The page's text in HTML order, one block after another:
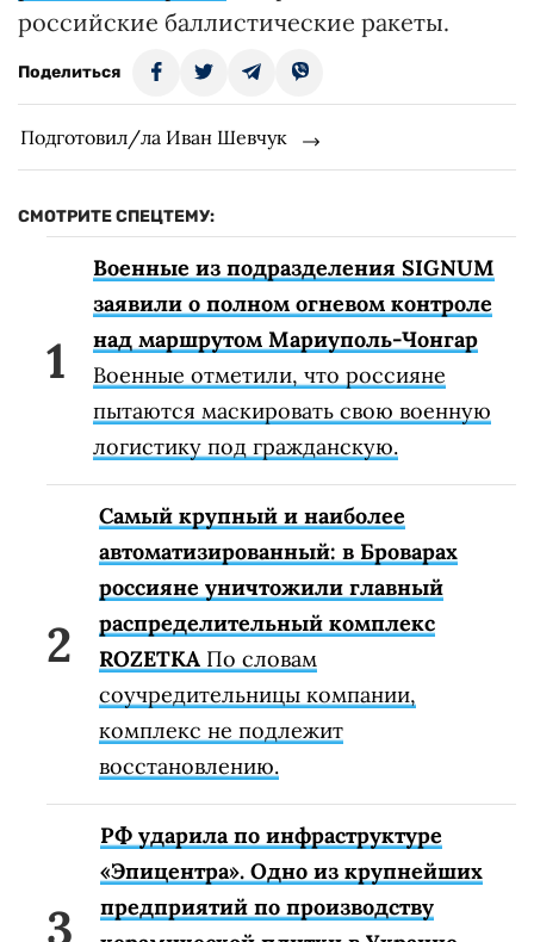
российские баллистические ракеты.
Поделиться
Подготовил/ла Иван Шевчук
СМОТРИТЕ СПЕЦТЕМУ:
Военные из подразделения SIGNUM
заявили о полном огневом контроле
над маршрутом Мариуполь-Чонгар
Военные отметили, что россияне
пытаются маскировать свою военную
логистику под гражданскую.
Самый крупный и наиболее
автоматизированный: в Броварах
россияне уничтожили главный
распределительный комплекс
ROZETKA По словам
соучредительницы компании,
комплекс не подлежит
восстановлению.
РФ ударила по инфраструктуре
«Эпицентра». Одно из крупнейших
предприятий по производству